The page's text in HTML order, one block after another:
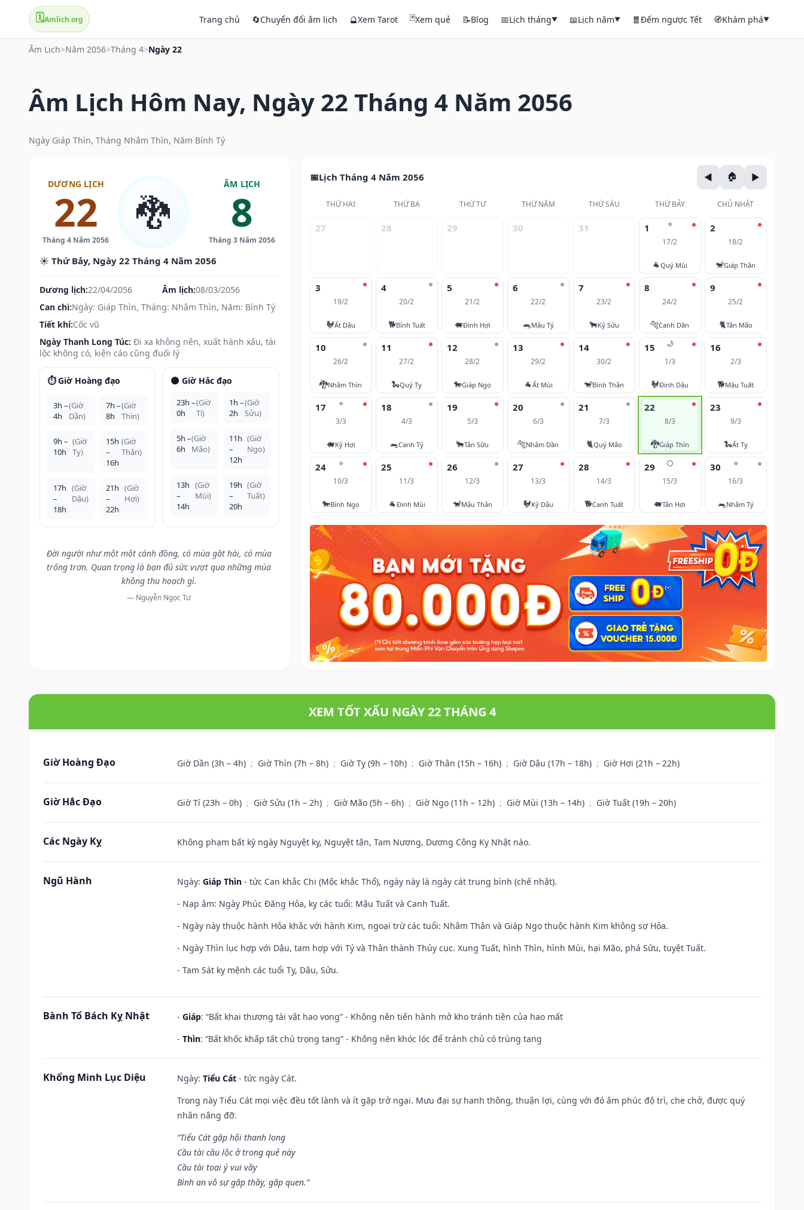
🗓️Amlich.org Trang chủ 🔄Chuyển đổi âm lịch 🔮Xem Tarot 🃏Xem quẻ 📝Blog 📅Lịch tháng▼ 📖Lịch năm▼ 🧧Đếm ngược Tết 🧭Khám phá▼
Âm Lịch>Năm 2056>Tháng 4>Ngày 22
Âm Lịch Hôm Nay, Ngày 22 Tháng 4 Năm 2056
Ngày Giáp Thìn, Tháng Nhâm Thìn, Năm Bính Tý
DƯƠNG LỊCH
22
Tháng 4 Năm 2056
🐉
ÂM LỊCH
8
Tháng 3 Năm 2056
☀️ Thứ Bảy, Ngày 22 Tháng 4 Năm 2056
Dương lịch:22/04/2056 Âm lịch:08/03/2056
Can chi:Ngày: Giáp Thìn, Tháng: Nhâm Thìn, Năm: Bính Tý
Tiết khí:Cốc vũ
Ngày Thanh Long Túc: Đi xa không nên, xuất hành xấu, tài
lộc không có, kiện cáo cũng đuối lý
⏱️ Giờ Hoàng đạo
3h –
4h
(Giờ
Dần)
7h –
8h
(Giờ
Thìn)
9h –
10h
(Giờ
Tỵ)
15h
–
16h
(Giờ
Thân)
17h
–
18h
(Giờ
Dậu)
21h
–
22h
(Giờ
Hợi)
🌑 Giờ Hắc đạo
23h –
0h
(Giờ
Tí)
1h –
2h
(Giờ
Sửu)
5h –
6h
(Giờ
Mão)
11h
–
12h
(Giờ
Ngọ)
13h
–
14h
(Giờ
Mùi)
19h
–
20h
(Giờ
Tuất)
Đời người như một một cánh đồng, có mùa gặt hái, có mùa
trống trơn. Quan trọng là bạn đủ sức vượt qua những mùa
không thu hoạch gì.
— Nguyễn Ngọc Tư
Lịch Tháng 4 Năm 2056
THỨ HAI THỨ BA THỨ TƯ THỨ NĂM THỨ SÁU THỨ BẢY CHỦ NHẬT
27 28 29 30 31 ⭐
1
17/2
🐐Quý Mùi
2
18/2
🐒Giáp Thân
3
19/2
🐓Ất Dậu
4
20/2
🐕Bính Tuất
5
21/2
🐖Đinh Hợi
6
22/2
🐀Mậu Tý
7
23/2
🐂Kỷ Sửu
8
24/2
🐅Canh Dần
9
25/2
🐈Tân Mão
10
26/2
🐉Nhâm Thìn
11
27/2
🐍Quý Tỵ
12
28/2
🐎Giáp Ngọ
13
29/2
🐐Ất Mùi
14
30/2
🐒Bính Thân
🌙
15
1/3
🐓Đinh Dậu
16
2/3
🐕Mậu Tuất
⭐
17
3/3
🐖Kỷ Hợi
18
4/3
🐀Canh Tý
19
5/3
🐂Tân Sửu
20
6/3
🐅Nhâm Dần
21
7/3
🐈Quý Mão
22
8/3
🐉Giáp Thìn
23
9/3
🐍Ất Tỵ
⭐
24
10/3
🐎Bính Ngọ
25
11/3
🐐Đinh Mùi
26
12/3
🐒Mậu Thân
27
13/3
🐓Kỷ Dậu
28
14/3
🐕Canh Tuất
🌕
29
15/3
🐖Tân Hợi
⭐
30
16/3
🐀Nhâm Tý
XEM TỐT XẤU NGÀY 22 THÁNG 4
Giờ Hoàng Đạo Giờ Dần (3h – 4h) ; Giờ Thìn (7h – 8h) ; Giờ Tỵ (9h – 10h) ; Giờ Thân (15h – 16h) ; Giờ Dậu (17h – 18h) ; Giờ Hợi (21h – 22h)
Giờ Hắc Đạo Giờ Tí (23h – 0h) ; Giờ Sửu (1h – 2h) ; Giờ Mão (5h – 6h) ; Giờ Ngọ (11h – 12h) ; Giờ Mùi (13h – 14h) ; Giờ Tuất (19h – 20h)
Các Ngày Kỵ Không phạm bất kỳ ngày Nguyệt kỵ, Nguyệt tận, Tam Nương, Dương Công Kỵ Nhật nào.
Ngũ Hành Ngày: Giáp Thìn - tức Can khắc Chi (Mộc khắc Thổ), ngày này là ngày cát trung bình (chế nhật).
- Nạp âm: Ngày Phúc Đăng Hỏa, kỵ các tuổi: Mậu Tuất và Canh Tuất.
- Ngày này thuộc hành Hỏa khắc với hành Kim, ngoại trừ các tuổi: Nhâm Thân và Giáp Ngọ thuộc hành Kim không sợ Hỏa.
- Ngày Thìn lục hợp với Dậu, tam hợp với Tý và Thân thành Thủy cục. Xung Tuất, hình Thìn, hình Mùi, hại Mão, phá Sửu, tuyệt Tuất.
- Tam Sát kỵ mệnh các tuổi Tỵ, Dậu, Sửu.
Bành Tổ Bách Kỵ Nhật - Giáp: “Bất khai thương tài vật hao vong” - Không nên tiến hành mở kho tránh tiền của hao mất
- Thìn: “Bất khốc khấp tất chủ trọng tang” - Không nên khóc lóc để tránh chủ có trùng tang
Khổng Minh Lục Diệu Ngày: Tiểu Cát - tức ngày Cát.
Trong này Tiểu Cát mọi việc đều tốt lành và ít gặp trở ngại. Mưu đại sự hanh thông, thuận lợi, cùng với đó âm phúc độ trì, che chở, được quý
nhân nâng đỡ.
“Tiểu Cát gặp hội thanh long
Cầu tài cầu lộc ở trong quẻ này
Cầu tài toại ý vui vầy
Bình an vô sự gặp thầy, gặp quen.”